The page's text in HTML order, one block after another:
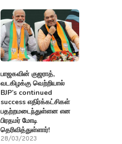
பாஜகவின் குஜராத்,
வடகிழக்கு வெற்றியால்
BJP’s continued
success எதிர்க்கட்சிகள்
பதற்றமடைந்துள்ளன என
பிரதமர் மோடி
தெரிவித்துள்ளார்!
28/03/2023